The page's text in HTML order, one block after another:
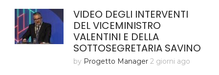
VIDEO DEGLI INTERVENTI
DEL VICEMINISTRO
VALENTINI E DELLA
SOTTOSEGRETARIA SAVINO
by Progetto Manager 2 giorni ago